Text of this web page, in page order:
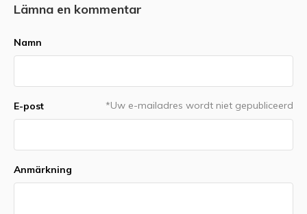
Lämna en kommentar
Namn
E-post *Uw e-mailadres wordt niet gepubliceerd
Anmärkning